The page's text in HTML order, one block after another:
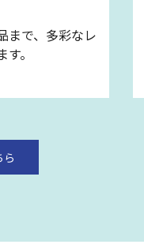
まで、多彩なレ
。
ら